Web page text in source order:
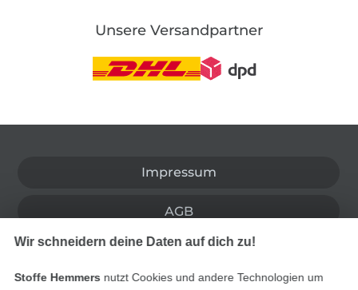
Unsere Versandpartner
Impressum
AGB
Datenschutz
Wir schneidern deine Daten auf dich zu!
Stoffe Hemmers nutzt Cookies und andere Technologien um